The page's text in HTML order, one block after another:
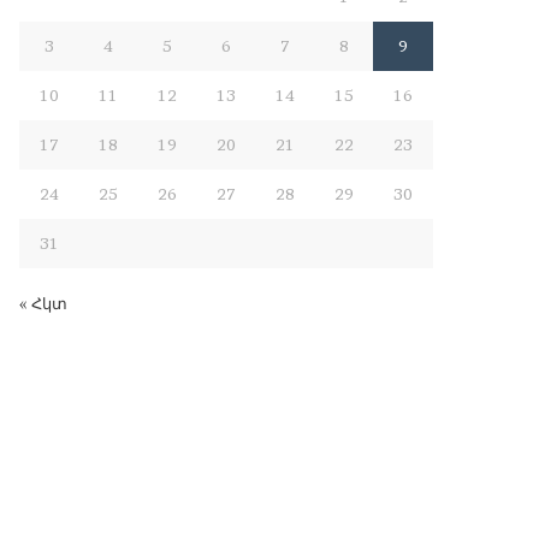
3 4 5 6 7 8 9
10 11 12 13 14 15 16
17 18 19 20 21 22 23
24 25 26 27 28 29 30
31
« Հկտ